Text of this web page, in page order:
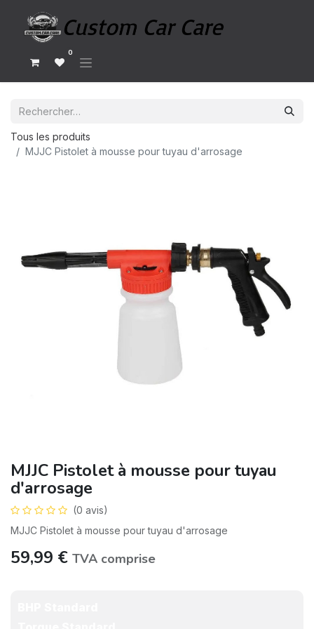
0
Tous les produits
MJJC Pistolet à mousse pour tuyau d'arrosage
MJJC Pistolet à mousse pour tuyau
d'arrosage
(0 avis)
MJJC Pistolet à mousse pour tuyau d'arrosage
59,99 € TVA comprise